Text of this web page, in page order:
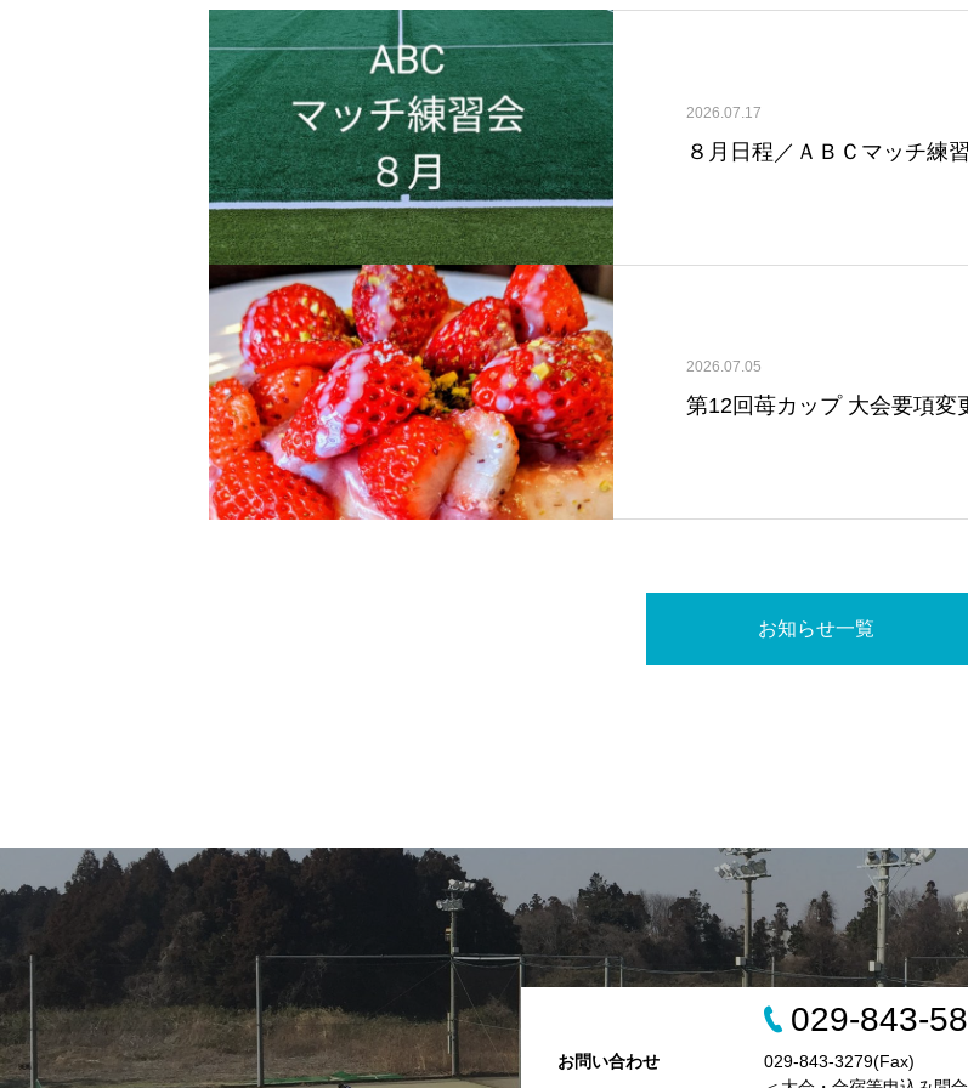
2026.07.17
８月日程／ＡＢＣマッチ練
2026.07.05
第12回苺カップ 大会要項変
お知らせ一覧
お問い合わせ
029-843-
029-843-3279(Fax)